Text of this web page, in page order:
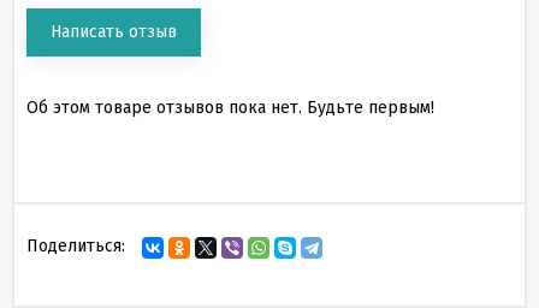
Написать отзыв
Об этом товаре отзывов пока нет. Будьте первым!
Поделиться: